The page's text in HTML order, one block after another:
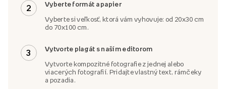
2 Vyberte formát a papier
Vyberte si veľkosť, ktorá vám vyhovuje: od 20x30 cm
do 70x100 cm.
3 Vytvorte plagát s naším editorom
Vytvorte kompozitné fotografie z jednej alebo
viacerých fotografií. Pridajte vlastný text, rámčeky
a pozadia.